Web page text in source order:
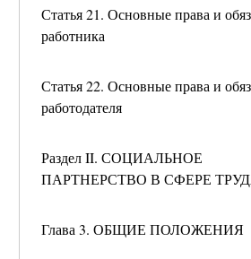
Статья 21. Основные права и
работника
Статья 22. Основные права и
работодателя
Раздел II. СОЦИАЛЬНОЕ
ПАРТНЕРСТВО В СФЕРЕ
Глава 3. ОБЩИЕ ПОЛОЖЕНИЯ